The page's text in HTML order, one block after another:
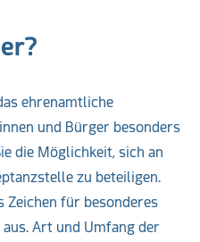
ehrenamtliche
und Bürger besonders
die Möglichkeit, sich an
zu beteiligen.
Zeichen für besonderes
Art und Umfang der